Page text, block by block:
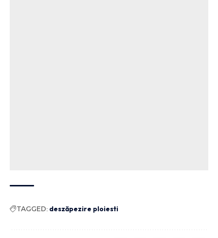
TAGGED: deszăpezire ploiesti